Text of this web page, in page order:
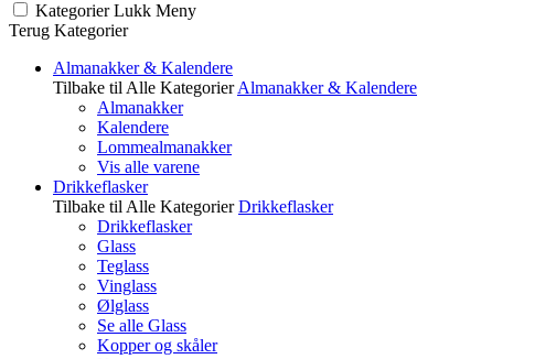
Kategorier Lukk Meny
Terug Kategorier
Almanakker & Kalendere
Tilbake til Alle Kategorier Almanakker & Kalendere
Almanakker
Kalendere
Lommealmanakker
Vis alle varene
Drikkeflasker
Tilbake til Alle Kategorier Drikkeflasker
Drikkeflasker
Glass
Teglass
Vinglass
Ølglass
Se alle Glass
Kopper og skåler